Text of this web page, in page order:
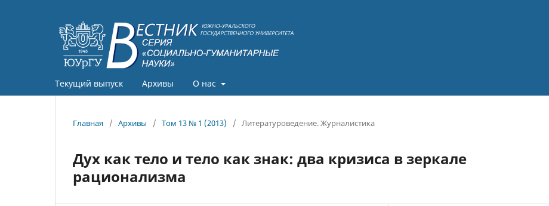
Текущий выпуск Архивы О нас
Главная / Архивы / Том 13 № 1 (2013) / Литературоведение. Журналистика
Дух как тело и тело как знак: два кризиса в зеркале
рационализма